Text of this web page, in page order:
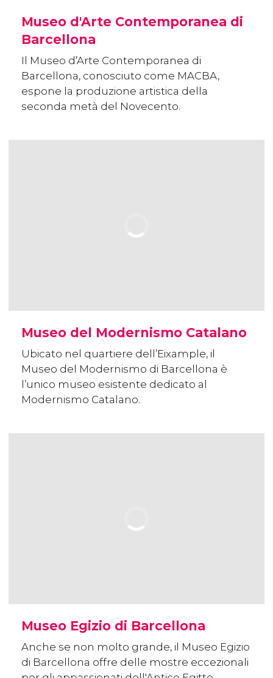
Museo d'Arte Contemporanea di
Barcellona
Il Museo d’Arte Contemporanea di
Barcellona, conosciuto come MACBA,
espone la produzione artistica della
seconda metà del Novecento.
Museo del Modernismo Catalano
Ubicato nel quartiere dell’Eixample, il
Museo del Modernismo di Barcellona è
l’unico museo esistente dedicato al
Modernismo Catalano.
Museo Egizio di Barcellona
Anche se non molto grande, il Museo Egizio
di Barcellona offre delle mostre eccezionali